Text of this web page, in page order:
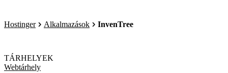
Hostinger Alkalmazások InvenTree
TÁRHELYEK
Webtárhely